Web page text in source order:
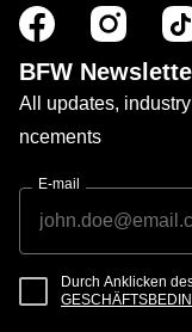
BFW
All updates,
ncements
E-mail
Durch Anklicken